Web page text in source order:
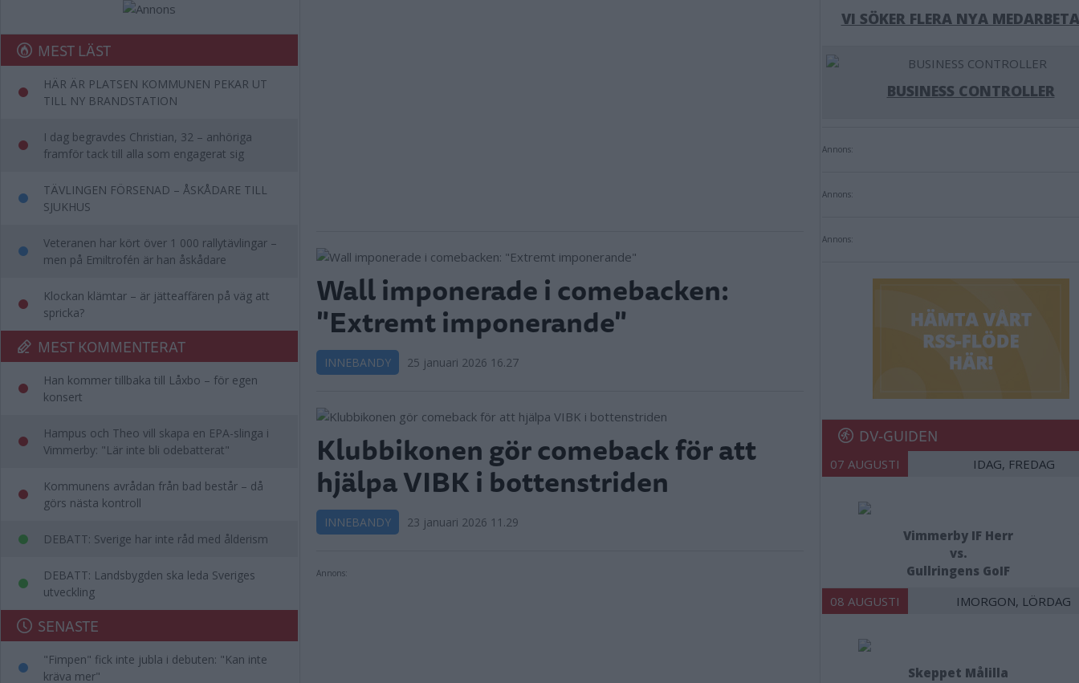
MEST LÄST
HÄR ÄR PLATSEN KOMMUNEN PEKAR UT
TILL NY BRANDSTATION
I dag begravdes Christian, 32 – anhöriga
framför tack till alla som engagerat sig
TÄVLINGEN FÖRSENAD – ÅSKÅDARE TILL
SJUKHUS
Veteranen har kört över 1 000 rallytävlingar –
men på Emiltrofén är han åskådare
Klockan klämtar – är jätteaffären på väg att
spricka?
MEST KOMMENTERAT
Han kommer tillbaka till Låxbo – för egen
konsert
Hampus och Theo vill skapa en EPA-slinga i
Vimmerby: "Lär inte bli odebatterat"
Kommunens avrådan från bad består – då
görs nästa kontroll
DEBATT: Sverige har inte råd med ålderism
DEBATT: Landsbygden ska leda Sveriges
utveckling
SENASTE
"Fimpen" fick inte jubla i debuten: "Kan inte
kräva mer"
Wall imponerade i comebacken:
"Extremt imponerande"
INNEBANDY 25 januari 2026 16.27
Klubbikonen gör comeback för att
hjälpa VIBK i bottenstriden
INNEBANDY 23 januari 2026 11.29
Annons:
VI SÖKER FLERA NYA
BUSINESS CONTROLLER
Annons:
Annons:
Annons:
DV-GUIDEN
07 AUGUSTI IDAG, FREDAG
Vimmerby IF Herr
vs.
Gullringens GoIF
08 AUGUSTI IMORGON, LÖRDAG
Skeppet Målilla